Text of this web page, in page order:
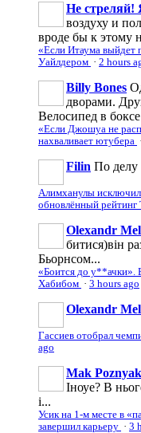
Не стреляй!
воздуху и
вроде бы к этому
«Если Итаума выйдет
Уайлдером · 2 hours
Billy Bones
дворами.
Велосипед в
«Если Джошуа не
нахваливает ютубера ·
Filin По делу
Алимханулы
обновлённый рейтинг
Olexandr
битися)він
Бьорнсом...
«Боится до у**ачки».
Хабибом · 3 hours ago
Olexandr
Гассиев отобрал
ago
Mak Poznyak
Іноуе? В
і...
Усик на 1-м месте в
завершил карьеру · 3